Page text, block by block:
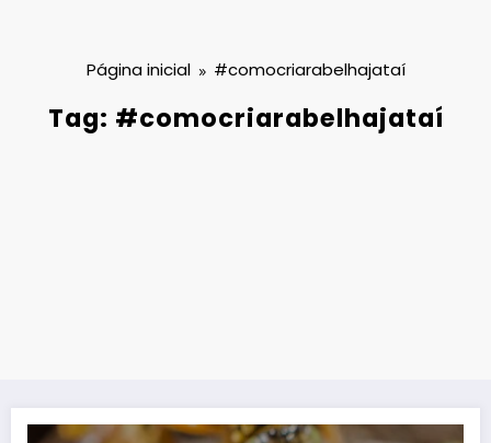
Página inicial #comocriarabelhajataí
Tag: #comocriarabelhajataí